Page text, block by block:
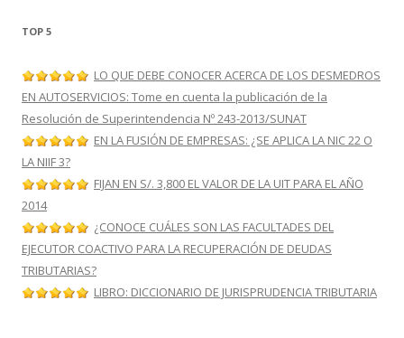
TOP 5
LO QUE DEBE CONOCER ACERCA DE LOS DESMEDROS
EN AUTOSERVICIOS: Tome en cuenta la publicación de la
Resolución de Superintendencia Nº 243-2013/SUNAT
EN LA FUSIÓN DE EMPRESAS: ¿SE APLICA LA NIC 22 O
LA NIIF 3?
FIJAN EN S/. 3,800 EL VALOR DE LA UIT PARA EL AÑO
2014
¿CONOCE CUÁLES SON LAS FACULTADES DEL
EJECUTOR COACTIVO PARA LA RECUPERACIÓN DE DEUDAS
TRIBUTARIAS?
LIBRO: DICCIONARIO DE JURISPRUDENCIA TRIBUTARIA